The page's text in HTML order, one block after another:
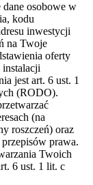
dane osobowe w
kodu
inwestycji
na Twoje
oferty
jest art. 6 ust. 1
(RODO).
(na
roszczeń) oraz
prawa.
Twoich
6 ust. 1 lit. c